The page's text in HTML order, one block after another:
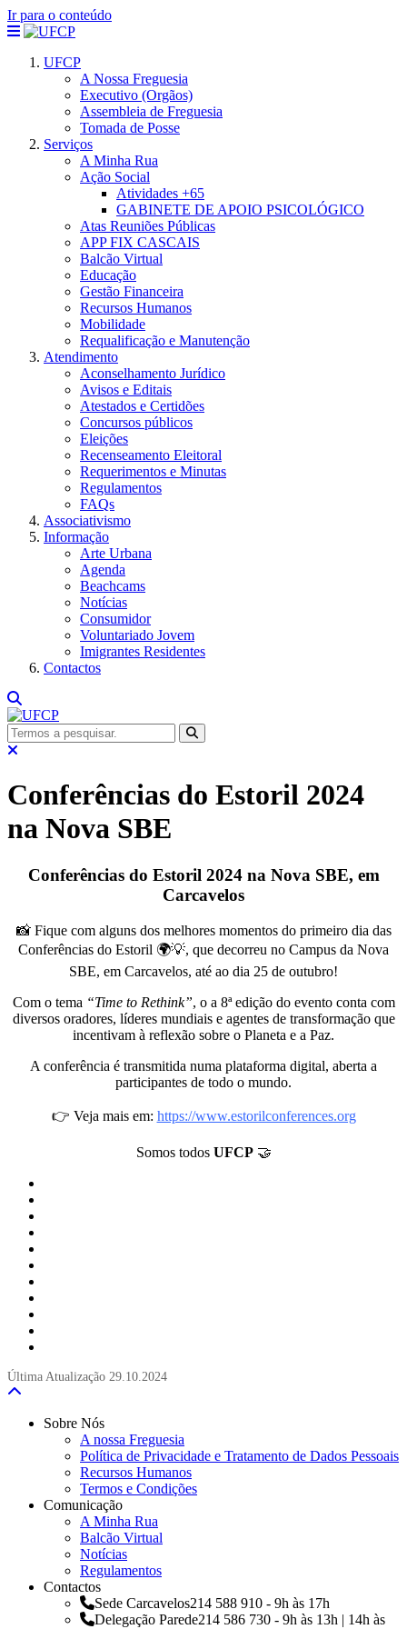
Ir para o conteúdo
UFCP
A Nossa Freguesia
Executivo (Orgãos)
Assembleia de Freguesia
Tomada de Posse
Serviços
A Minha Rua
Ação Social
Atividades +65
GABINETE DE APOIO PSICOLÓGICO
Atas Reuniões Públicas
APP FIX CASCAIS
Balcão Virtual
Educação
Gestão Financeira
Recursos Humanos
Mobilidade
Requalificação e Manutenção
Atendimento
Aconselhamento Jurídico
Avisos e Editais
Atestados e Certidões
Concursos públicos
Eleições
Recenseamento Eleitoral
Requerimentos e Minutas
Regulamentos
FAQs
Associativismo
Informação
Arte Urbana
Agenda
Beachcams
Notícias
Consumidor
Voluntariado Jovem
Imigrantes Residentes
Contactos
Conferências do Estoril 2024
na Nova SBE
Conferências do Estoril 2024 na Nova SBE, em
Carcavelos
📸 Fique com alguns dos melhores momentos do primeiro dia das
Conferências do Estoril 🌍💡, que decorreu no Campus da Nova
SBE, em Carcavelos, até ao dia 25 de outubro!
Com o tema “Time to Rethink”, o a 8ª edição do evento conta com
diversos oradores, líderes mundiais e agentes de transformação que
incentivam à reflexão sobre o Planeta e a Paz.
A conferência é transmitida numa plataforma digital, aberta a
participantes de todo o mundo.
👉 Veja mais em: https://www.estorilconferences.org
Somos todos UFCP🤝
Última Atualização 29.10.2024
Sobre Nós
A nossa Freguesia
Política de Privacidade e Tratamento de Dados Pessoais
Recursos Humanos
Termos e Condições
Comunicação
A Minha Rua
Balcão Virtual
Notícias
Regulamentos
Contactos
Sede Carcavelos214 588 910 - 9h às 17h
Delegação Parede214 586 730 - 9h às 13h | 14h às